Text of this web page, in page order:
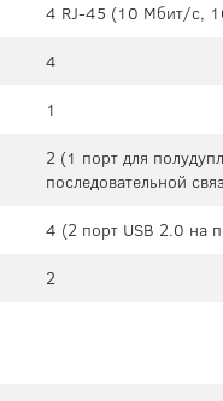
4 RJ-45 (10 Мбит/с,
4
1
2 (1 порт для
последовательной
4 (2 порт USB 2.0 на
2